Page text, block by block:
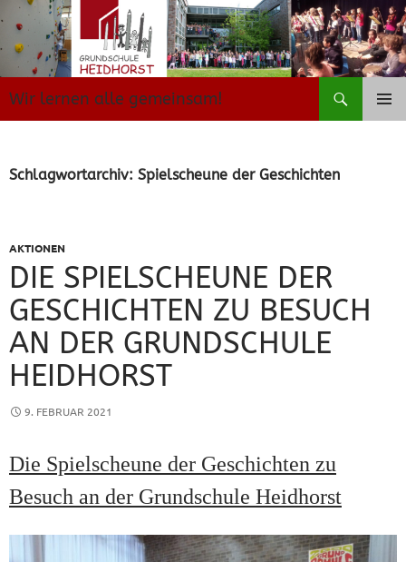
Zum
Inhalt
springen
Wir lernen alle gemeinsam!
Suchen
Schlagwortarchiv: Spielscheune der Geschichten
AKTIONEN
DIE SPIELSCHEUNE DER
GESCHICHTEN ZU BESUCH
AN DER GRUNDSCHULE
HEIDHORST
9. FEBRUAR 2021
Die Spielscheune der Geschichten zu
Besuch an der Grundschule Heidhorst